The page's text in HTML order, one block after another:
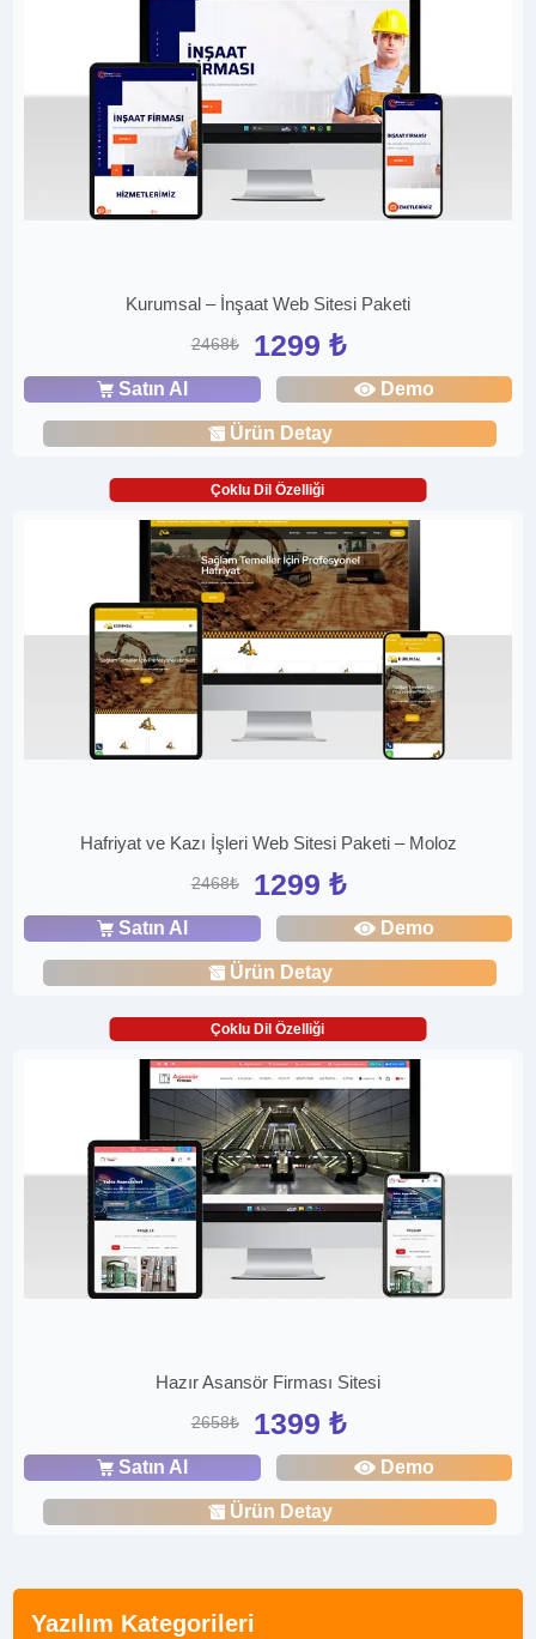
Yazılım Kategorileri
Kurumsal – İnşaat Web Sitesi Paketi
2468₺ 1299 ₺
Satın Al Demo
Ürün Detay
Çoklu Dil Özelliği
Hafriyat ve Kazı İşleri Web Sitesi Paketi – Moloz
2468₺ 1299 ₺
Satın Al Demo
Ürün Detay
Çoklu Dil Özelliği
Hazır Asansör Firması Sitesi
2658₺ 1399 ₺
Satın Al Demo
Ürün Detay